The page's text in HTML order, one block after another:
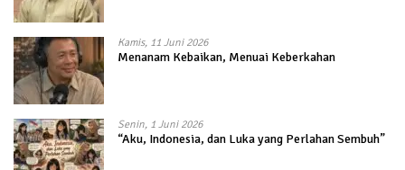
Kamis, 11 Juni 2026
Menanam Kebaikan, Menuai Keberkahan
Senin, 1 Juni 2026
“Aku, Indonesia, dan Luka yang Perlahan Sembuh”